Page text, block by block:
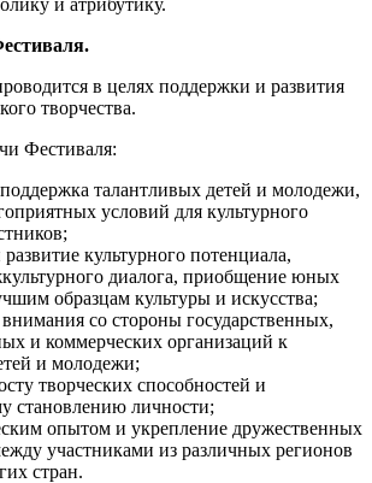
в целях поддержки и развития
творчества.
Фестиваля:
талантливых детей и молодежи,
условий для культурного
культурного потенциала,
диалога, приобщение юных
образцам культуры и искусства;
со стороны государственных,
и коммерческих организаций к
и молодежи;
творческих способностей и
становлению личности;
опытом и укрепление дружественных
участниками из различных регионов
стран.